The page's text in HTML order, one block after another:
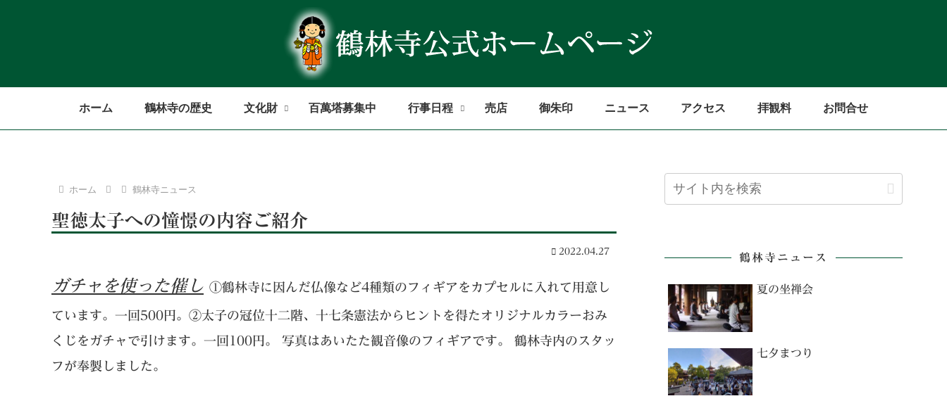
ホーム 鶴林寺の歴史 文化財 百萬塔募集中 行事日程 売店 御朱印 ニュース アクセス 拝観料 お問合せ
ホーム 鶴林寺ニュース
聖徳太子への憧憬の内容ご紹介
2022.04.27
ガチャを使った催し ①鶴林寺に因んだ仏像など4種類のフィギアをカプセルに入れて用意し
ています。一回500円。②太子の冠位十二階、十七条憲法からヒントを得たオリジナルカラーおみ
くじをガチャで引けます。一回100円。 写真はあいたた観音像のフィギアです。 鶴林寺内のスタッ
フが奉製しました。
鶴林寺ニュース
夏の坐禅会
七夕まつり